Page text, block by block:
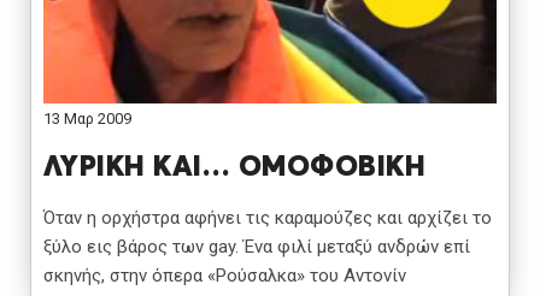
13 Μαρ 2009
ΛΥΡΙΚΗ ΚΑΙ… ΟΜΟΦΟΒΙΚΗ
Όταν η ορχήστρα αφήνει τις καραμούζες και αρχίζει το
ξύλο εις βάρος των gay. Ένα φιλί μεταξύ ανδρών επί
σκηνής, στην όπερα «Ρούσαλκα» του Αντονίν